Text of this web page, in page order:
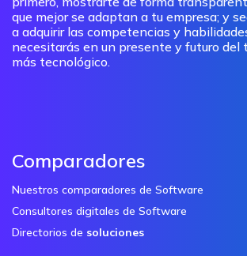
que mejor se adaptan a tu empresa; y
a adquirir las competencias y
necesitarás en un presente y futuro del
más tecnológico.
Comparadores
Nuestros comparadores de Software
Consultores digitales de Software
Directorios de soluciones